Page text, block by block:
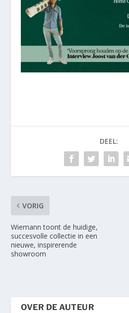
DEEL:
VORIG
Wiemann toont de huidige,
succesvolle collectie in een
nieuwe, inspirerende
showroom
OVER DE AUTEUR